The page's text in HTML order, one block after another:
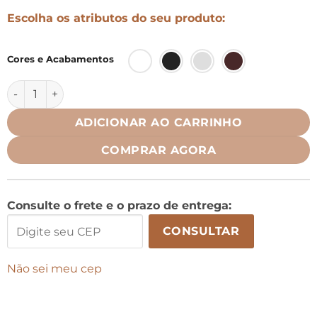
Escolha os atributos do seu produto:
Cores e Acabamentos
Torre de 3 tomadas Bivolt - Torre Slim 80 quantidade
ADICIONAR AO CARRINHO
COMPRAR AGORA
Consulte o frete e o prazo de entrega:
CONSULTAR
Não sei meu cep